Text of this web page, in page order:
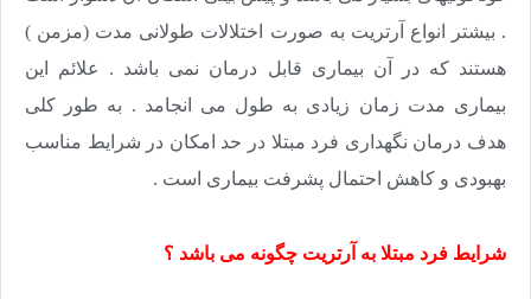
. بیشتر انواع آرتریت به صورت اختلالات طولانی مدت (مزمن )
هستند که در آن بیماری قابل درمان نمی باشد . علائم این
بیماری مدت زمان زیادی به طول می انجامد . به طور کلی
هدف درمان نگهداری فرد مبتلا در حد امکان در شرایط مناسب
بهبودی و کاهش احتمال پشرفت بیماری است .
شرایط فرد مبتلا به آرتریت چگونه می باشد ؟